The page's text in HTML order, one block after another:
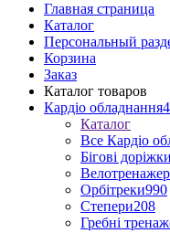
Главная страница
Каталог
Персональный
Корзина
Заказ
Каталог товаров
Кардіо обладнання
Каталог
Все Кардіо
Бігові доріжки
Орбітреки990
Степери208
Гребні